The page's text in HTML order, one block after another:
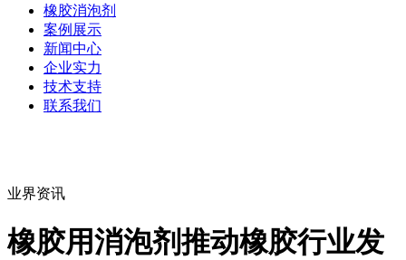
橡胶消泡剂
案例展示
新闻中心
企业实力
技术支持
联系我们
业界资讯
橡胶用消泡剂推动橡胶行业发